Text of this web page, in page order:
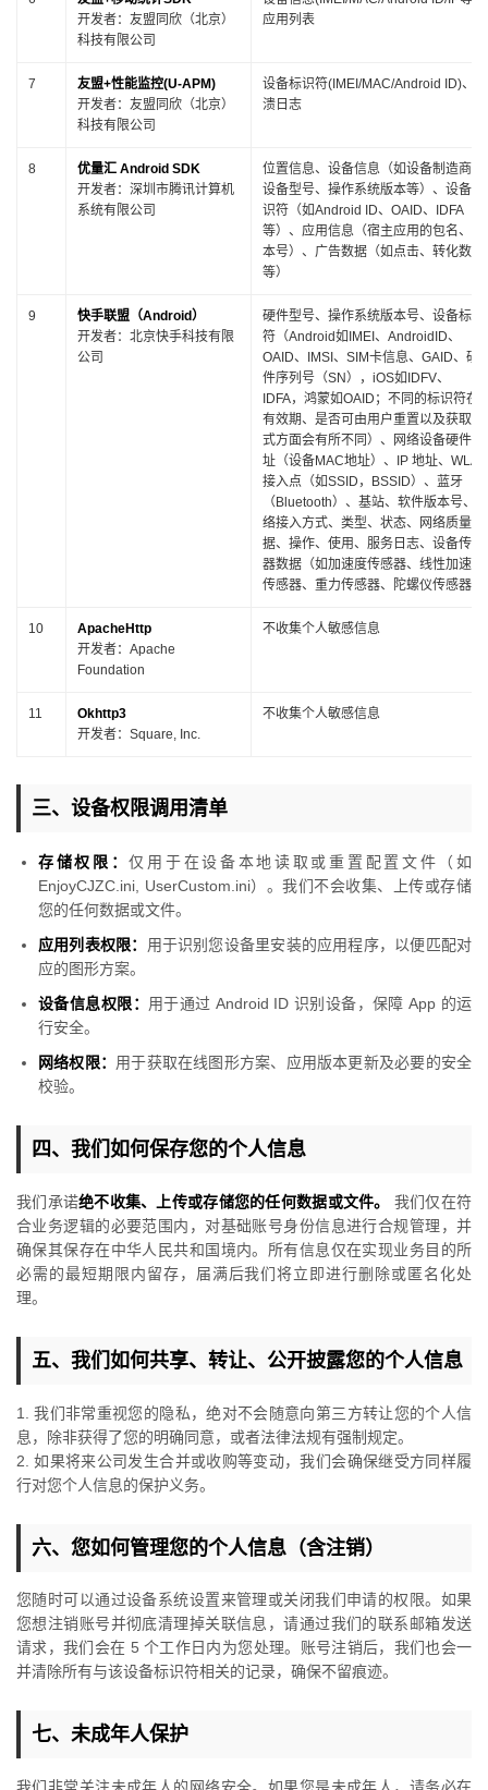
开发者：友盟同欣（北京）
科技有限公司
应用列表
7
友盟+性能监控(U-APM)
开发者：友盟同欣（北京）
科技有限公司
设备标识符(IMEI/MAC/Android ID)、崩
溃日志
8
优量汇 Android SDK
开发者：深圳市腾讯计算机
系统有限公司
位置信息、设备信息（如设备制造商、
设备型号、操作系统版本等）、设备标
识符（如Android ID、OAID、IDFA
等）、应用信息（宿主应用的包名、版
本号）、广告数据（如点击、转化数据
等）
9
快手联盟（Android）
开发者：北京快手科技有限
公司
硬件型号、操作系统版本号、设备标识
符（Android如IMEI、AndroidID、
OAID、IMSI、SIM卡信息、GAID、硬
件序列号（SN），iOS如IDFV、
IDFA，鸿蒙如OAID；不同的标识符在
有效期、是否可由用户重置以及获取方
式方面会有所不同）、网络设备硬件地
址（设备MAC地址）、IP 地址、WLAN
接入点（如SSID，BSSID）、蓝牙
（Bluetooth）、基站、软件版本号、网
络接入方式、类型、状态、网络质量数
据、操作、使用、服务日志、设备传感
器数据（如加速度传感器、线性加速度
传感器、重力传感器、陀螺仪传感器）
10
ApacheHttp
开发者：Apache
Foundation
不收集个人敏感信息
11
Okhttp3
开发者：Square, Inc.
不收集个人敏感信息
三、设备权限调用清单
存储权限：仅用于在设备本地读取或重置配置文件（如
EnjoyCJZC.ini, UserCustom.ini）。我们不会收集、上传或存储
您的任何数据或文件。
应用列表权限： 用于识别您设备里安装的应用程序，以便匹配对
应的图形方案。
设备信息权限： 用于通过 Android ID 识别设备，保障 App 的运
行安全。
网络权限： 用于获取在线图形方案、应用版本更新及必要的安全
校验。
四、我们如何保存您的个人信息
我们承诺绝不收集、上传或存储您的任何数据或文件。
我们仅在符
合业务逻辑的必要范围内，对基础账号身份信息进行合规管理，并
确保其保存在中华人民共和国境内。所有信息仅在实现业务目的所
必需的最短期限内留存，届满后我们将立即进行删除或匿名化处
理。
五、我们如何共享、转让、公开披露您的个人信息
1. 我们非常重视您的隐私，绝对不会随意向第三方转让您的个人信
息，除非获得了您的明确同意，或者法律法规有强制规定。
2. 如果将来公司发生合并或收购等变动，我们会确保继受方同样履
行对您个人信息的保护义务。
六、您如何管理您的个人信息（含注销）
您随时可以通过设备系统设置来管理或关闭我们申请的权限。如果
您想注销账号并彻底清理掉关联信息，请通过我们的联系邮箱发送
请求，我们会在 5 个工作日内为您处理。账号注销后，我们也会一
并清除所有与该设备标识符相关的记录，确保不留痕迹。
七、未成年人保护